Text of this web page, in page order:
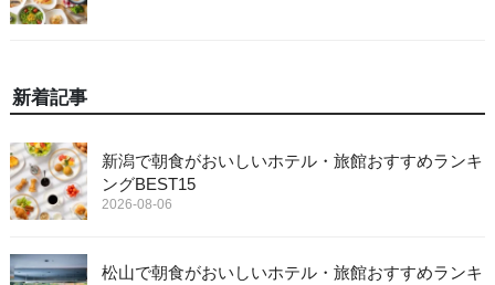
新着記事
新潟で朝食がおいしいホテル・旅館おすすめランキ
ングBEST15
2026-08-06
松山で朝食がおいしいホテル・旅館おすすめランキ